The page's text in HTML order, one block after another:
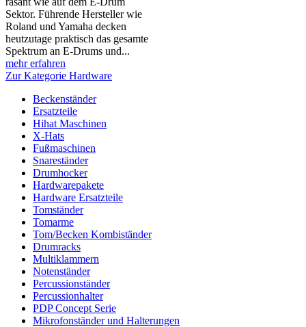
Sektor. Führende Hersteller wie
Roland und Yamaha decken
heutzutage praktisch das gesamte
Spektrum an E-Drums und...
mehr erfahren
Zur Kategorie Hardware
Beckenständer
Ersatzteile
Hihat Maschinen
X-Hats
Fußmaschinen
Snareständer
Drumhocker
Hardwarepakete
Hardware Ersatzteile
Tomständer
Tomarme
Tom/Becken Kombiständer
Drumracks
Multiklammern
Notenständer
Percussionständer
Percussionhalter
PDP Concept Serie
Mikrofonständer und Halterungen